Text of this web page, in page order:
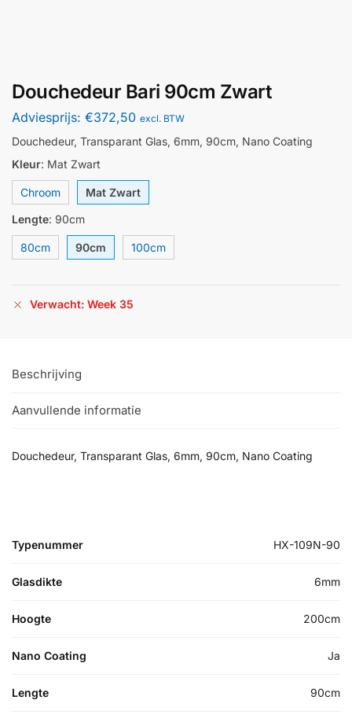
Douchedeur Bari 90cm Zwart
Adviesprijs: €372,50 excl. BTW
Douchedeur, Transparant Glas, 6mm, 90cm, Nano Coating
Kleur: Mat Zwart
Chroom
Mat Zwart
Lengte: 90cm
80cm 90cm 100cm
Verwacht: Week 35
Beschrijving
Aanvullende informatie
Douchedeur, Transparant Glas, 6mm, 90cm, Nano Coating
Typenummer HX-109N-90
Glasdikte 6mm
Hoogte 200cm
Nano Coating Ja
Lengte 90cm